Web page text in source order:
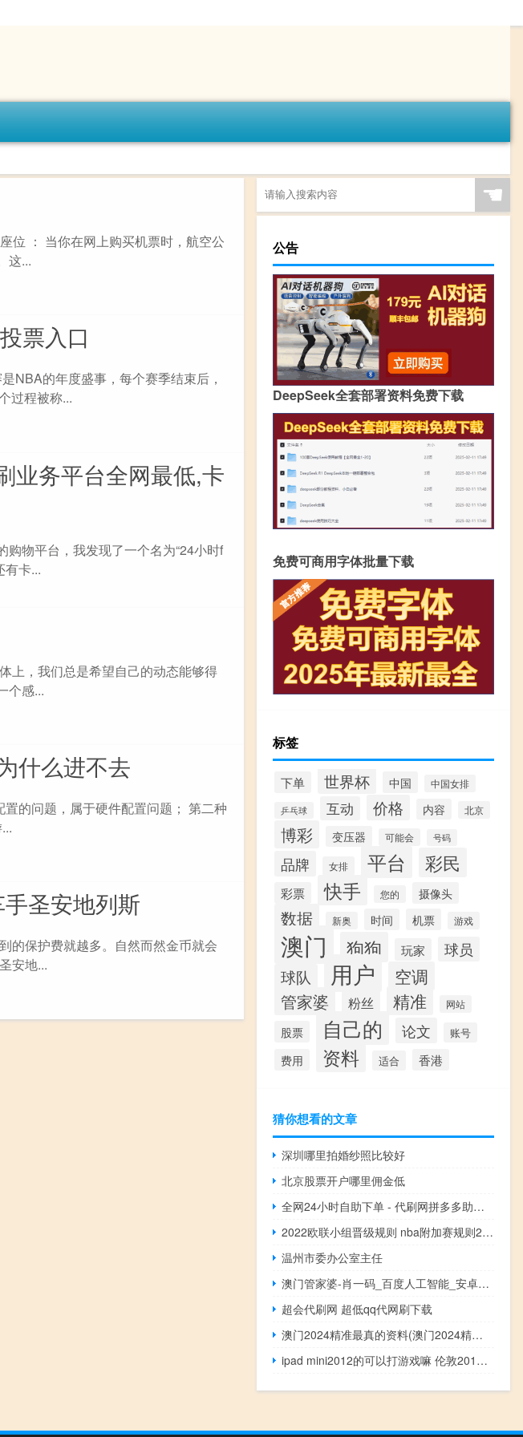
位 ： 当你在网上购买机票时，航空公
这...
票入口
NBA的年度盛事，每个赛季结束后，
过程被称...
业务平台全网最低,卡
物平台，我发现了一个名为“24小时f
有卡...
上，我们总是希望自己的动态能够得
个感...
什么进不去
的问题，属于硬件配置问题； 第二种
圣安地列斯
的保护费就越多。自然而然金币就会
安地...
☚
公告
DeepSeek全套部署资料免费下载
免费可商用字体批量下载
标签
下单 世界杯 中国 中国女排
乒乓球 互动 价格 内容 北京
博彩 变压器 可能会 号码
品牌 女排 平台 彩民
彩票 快手 您的 摄像头
数据 新奥 时间 机票 游戏
澳门 狗狗 玩家 球员
球队 用户 空调
管家婆 粉丝 精准 网站
股票 自己的 论文 账号
费用 资料 适合 香港
猜你想看的文章
深圳哪里拍婚纱照比较好
北京股票开户哪里佣金低
全网24小时自助下单 - 代刷网拼多多助力是真的吗
2022欧联小组晋级规则 nba附加赛规则2022
温州市委办公室主任
澳门管家婆-肖一码_百度人工智能_安卓版636.64.974
超会代刷网 超低qq代网刷下载
澳门2024精准最真的资料(澳门2024精准资料全年免费)--最佳选择--主页版v556.472
ipad mini2012的可以打游戏嘛 伦敦2012奥运会游戏